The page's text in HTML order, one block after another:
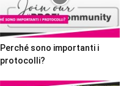
Perché sono importanti i
protocolli?